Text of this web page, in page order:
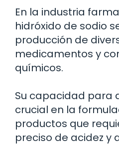
En la industria
hidróxido de sodio
producción de
medicamentos y
químicos.
Su capacidad para
crucial en la
productos que
preciso de acidez y